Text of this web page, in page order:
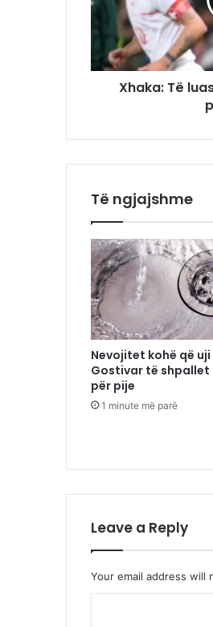
Xhaka: Të
Të ngjajshme
Nevojitet kohë që uji
Gostivar të shpallet
për pije
1 minute më parë
Leave a Reply
Your email address will